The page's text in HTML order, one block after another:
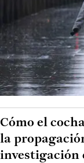
Cómo el
la
investigación